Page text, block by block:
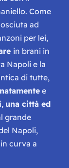
Come
ad
per lei,
in brani in
Napoli e la
di tutte,
e
una città ed
grande
Napoli,
curva a